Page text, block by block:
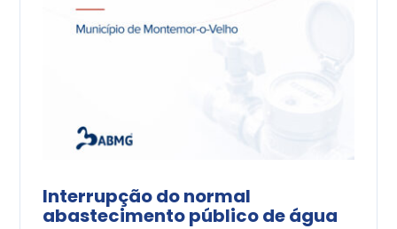
Interrupção do normal
abastecimento público de água